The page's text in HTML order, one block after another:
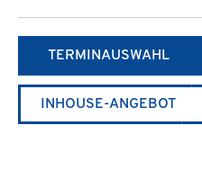
TERMINAUSWAHL
INHOUSE-ANGEBOT